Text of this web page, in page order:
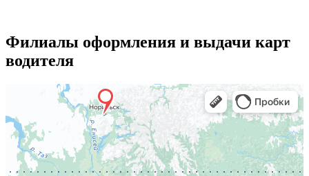
Филиалы оформления и выдачи карт
водителя